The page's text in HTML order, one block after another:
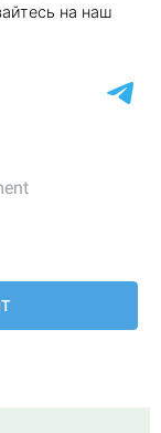
на наш